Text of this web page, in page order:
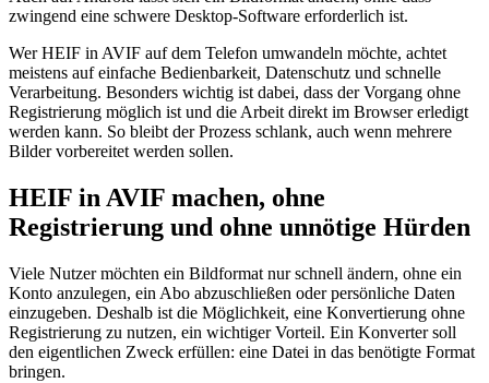
zwingend eine schwere Desktop-Software erforderlich ist.
Wer HEIF in AVIF auf dem Telefon umwandeln möchte, achtet
meistens auf einfache Bedienbarkeit, Datenschutz und schnelle
Verarbeitung. Besonders wichtig ist dabei, dass der Vorgang ohne
Registrierung möglich ist und die Arbeit direkt im Browser erledigt
werden kann. So bleibt der Prozess schlank, auch wenn mehrere
Bilder vorbereitet werden sollen.
HEIF in AVIF machen, ohne
Registrierung und ohne unnötige Hürden
Viele Nutzer möchten ein Bildformat nur schnell ändern, ohne ein
Konto anzulegen, ein Abo abzuschließen oder persönliche Daten
einzugeben. Deshalb ist die Möglichkeit, eine Konvertierung ohne
Registrierung zu nutzen, ein wichtiger Vorteil. Ein Konverter soll
den eigentlichen Zweck erfüllen: eine Datei in das benötigte Format
bringen.